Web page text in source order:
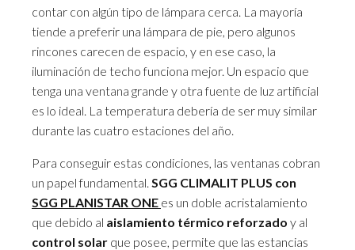
contar con algún tipo de lámpara cerca. La mayoría
tiende a preferir una lámpara de pie, pero algunos
rincones carecen de espacio, y en ese caso, la
iluminación de techo funciona mejor. Un espacio que
tenga una ventana grande y otra fuente de luz artificial
es lo ideal. La temperatura debería de ser muy similar
durante las cuatro estaciones del año.
Para conseguir estas condiciones, las ventanas cobran
un papel fundamental. SGG CLIMALIT PLUS con
SGG PLANISTAR ONE es un doble acristalamiento
que debido al aislamiento térmico reforzado y al
control solar que posee, permite que las estancias